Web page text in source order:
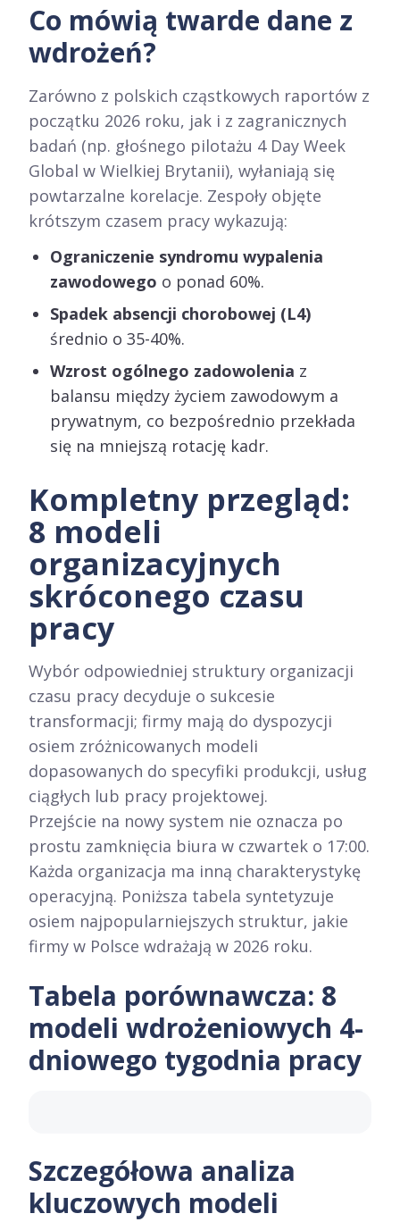
Co mówią twarde dane z
wdrożeń?
Zarówno z polskich cząstkowych raportów z
początku 2026 roku, jak i z zagranicznych
badań (np. głośnego pilotażu 4 Day Week
Global w Wielkiej Brytanii), wyłaniają się
powtarzalne korelacje. Zespoły objęte
krótszym czasem pracy wykazują:
Ograniczenie syndromu wypalenia
zawodowego o ponad 60%.
Spadek absencji chorobowej (L4)
średnio o 35-40%.
Wzrost ogólnego zadowolenia z
balansu między życiem zawodowym a
prywatnym, co bezpośrednio przekłada
się na mniejszą rotację kadr.
Kompletny przegląd:
8 modeli
organizacyjnych
skróconego czasu
pracy
Wybór odpowiedniej struktury organizacji
czasu pracy decyduje o sukcesie
transformacji; firmy mają do dyspozycji
osiem zróżnicowanych modeli
dopasowanych do specyfiki produkcji, usług
ciągłych lub pracy projektowej.
Przejście na nowy system nie oznacza po
prostu zamknięcia biura w czwartek o 17:00.
Każda organizacja ma inną charakterystykę
operacyjną. Poniższa tabela syntetyzuje
osiem najpopularniejszych struktur, jakie
firmy w Polsce wdrażają w 2026 roku.
Tabela porównawcza: 8
modeli wdrożeniowych 4-
dniowego tygodnia pracy
Szczegółowa analiza
kluczowych modeli